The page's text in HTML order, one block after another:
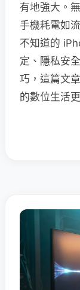
有地強大。
手機耗電如
不知道的
定、隱私安
巧，這篇文
的數位生活